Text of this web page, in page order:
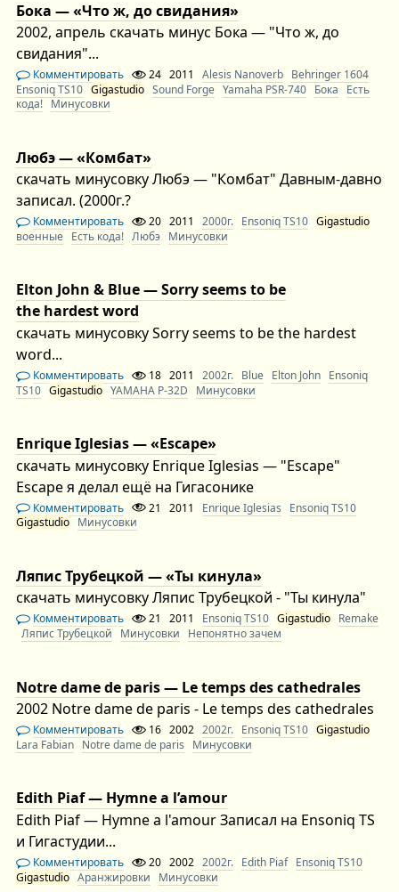
Бока — «Что ж, до свидания»
2002, апрель скачать минус Бока — "Что ж, до
свидания"...
Комментировать 24 2011 Alesis Nanoverb Behringer 1604
Ensoniq TS10 Gigastudio Sound Forge Yamaha PSR-740 Бока
Есть
кода! Минусовки
Любэ — «Комбат»
скачать минусовку Любэ — "Комбат" Давным-давно
записал. (2000г.?
Комментировать 20 2011 2000г. Ensoniq TS10 Gigastudio
военные Есть кода! Любэ Минусовки
Elton John & Blue — Sorry seems to be
the hardest word
скачать минусовку Sorry seems to be the hardest
word...
Комментировать 18 2011 2002г. Blue Elton John Ensoniq
TS10 Gigastudio YAMAHA P-32D Минусовки
Enrique Iglesias — «Escape»
скачать минусовку Enrique Iglesias — "Escape"
Escape я делал ещё на Гигасонике
Комментировать 21 2011 Enrique Iglesias
Ensoniq TS10
Gigastudio Минусовки
Ляпис Трубецкой — «Ты кинула»
скачать минусовку Ляпис Трубецкой - "Ты кинула"
Комментировать 21 2011 Ensoniq TS10 Gigastudio Remake
Ляпис Трубецкой
Минусовки Непонятно зачем
Notre dame de paris — Le temps des cathedrales
2002 Notre dame de paris - Le temps des cathedrales
Комментировать 16 2002 2002г. Ensoniq TS10 Gigastudio
Lara Fabian Notre dame de paris Минусовки
Edith Piaf — Hymne a l’amour
Edith Piaf — Hymne a l'amour Записал на Ensoniq TS
и Гигастудии...
Комментировать 20 2002 2002г. Edith Piaf Ensoniq TS10
Gigastudio Аранжировки Минусовки